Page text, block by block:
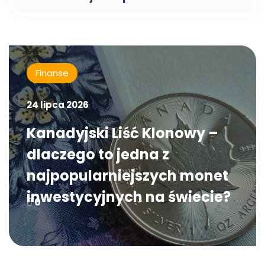
Finanse
24 lipca 2026
Kanadyjski Liść Klonowy –
dlaczego to jedna z
najpopularniejszych monet
inwestycyjnych na świecie?
0